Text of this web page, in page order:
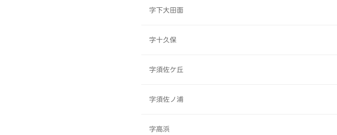
字下大田面
字十久保
字須佐ケ丘
字須佐ノ浦
字高浜